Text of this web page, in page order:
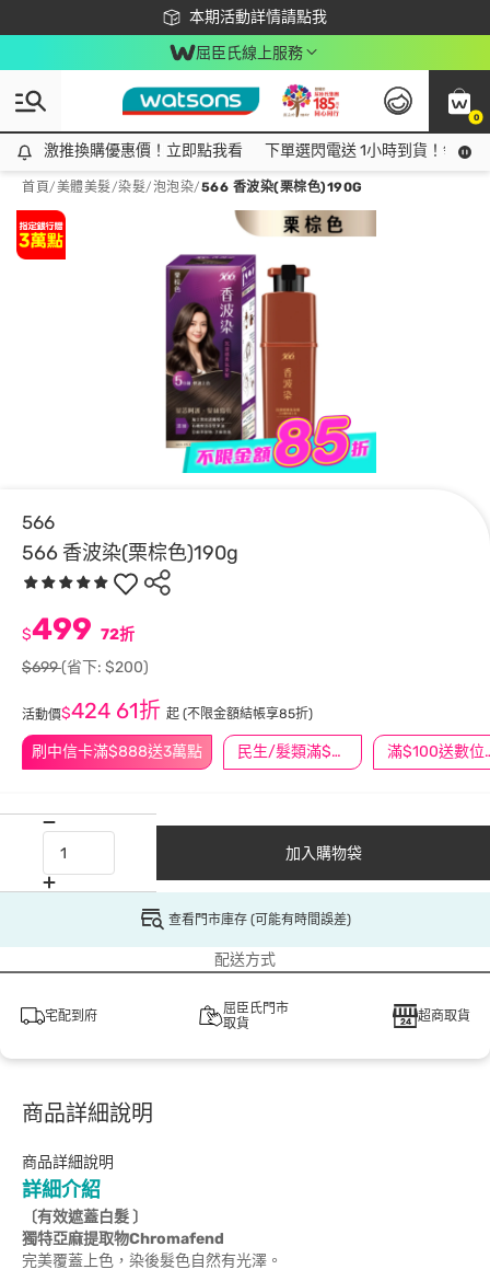
本期活動詳情請點我
下載app最高回饋$350
屈臣氏線上服務
0
激推換購優惠價！立即點我看
激推換購優惠價！立即點我看 下單選閃電送 1小時到貨！領神
首頁/美體美髮/染髮/泡泡染/566 香波染(栗棕色)190G
566
566 香波染(栗棕色)190g
刷中信卡滿$888送3萬點 民生/髮類滿$388送舒潔冰巾 滿
$499 72折
$699(省下: $200)
活動價$424 61折 起 (不限金額結帳享85折)
加入購物袋
查看門市庫存 (可能有時間誤差)
配送方式
宅配到府
屈臣氏門市
取貨
超商取貨
商品詳細說明
商品詳細說明
詳細介紹
〔有效遮蓋白髮 〕
獨特亞麻提取物Chromafend
完美覆蓋上色，染後髮色自然有光澤。